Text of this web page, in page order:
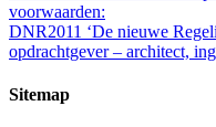
voorwaarden:
DNR2011 ‘De nieuwe
opdrachtgever – architect,
Sitemap